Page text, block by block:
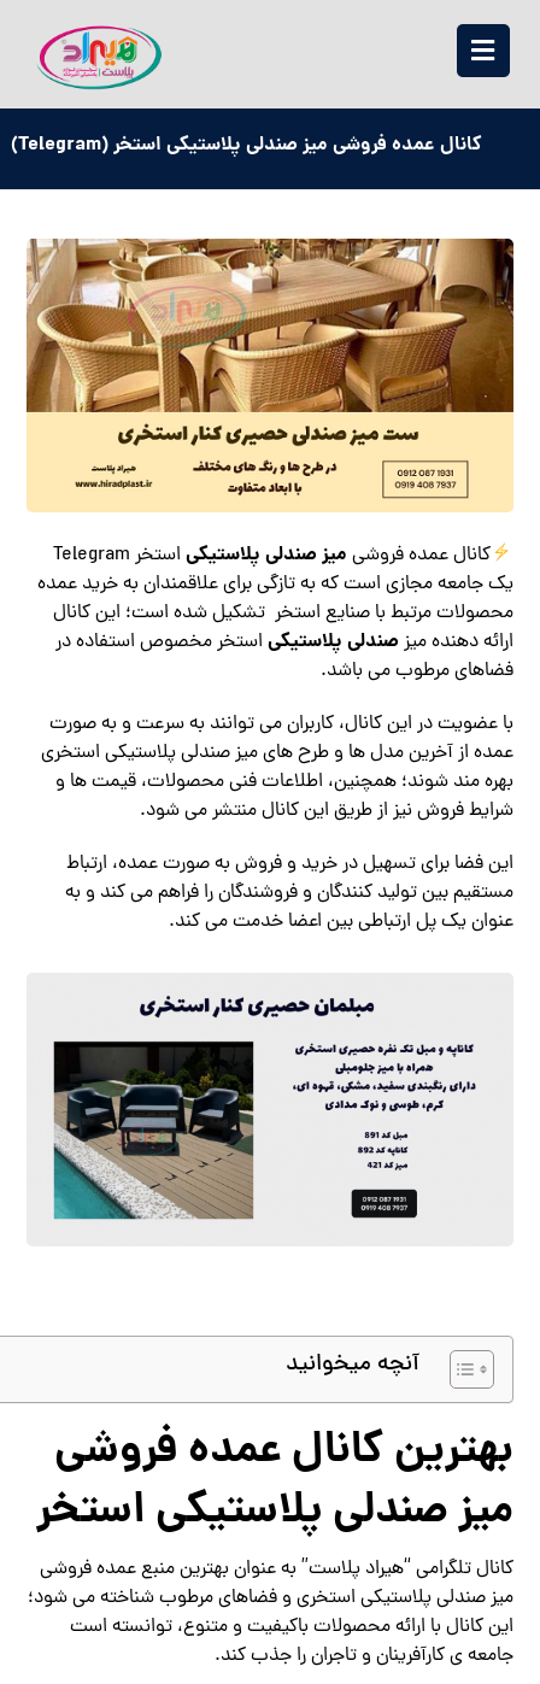
کانال عمده فروشی میز صندلی پلاستیکی استخر (Telegram)
کانال عمده فروشی میز صندلی پلاستیکی
استخر Telegram
یک جامعه مجازی است که به تازگی برای علاقمندان به خرید عمده
محصولات مرتبط با صنایع استخر تشکیل شده است؛ این کانال
ارائه دهنده میز صندلی پلاستیکی استخر مخصوص استفاده در
فضاهای مرطوب می باشد.
با عضویت در این کانال، کاربران می توانند به سرعت و به صورت
عمده از آخرین مدل ها و طرح های میز صندلی پلاستیکی استخری
بهره مند شوند؛ همچنین، اطلاعات فنی محصولات، قیمت ها و
شرایط فروش نیز از طریق این کانال منتشر می شود.
این فضا برای تسهیل در خرید و فروش به صورت عمده، ارتباط
مستقیم بین تولید کنندگان و فروشندگان را فراهم می کند و به
عنوان یک پل ارتباطی بین اعضا خدمت می کند.
آنچه میخوانید
بهترین کانال عمده فروشی
میز صندلی پلاستیکی استخر
کانال تلگرامی “هیراد پلاست” به عنوان بهترین منبع عمده فروشی
میز صندلی پلاستیکی استخری و فضاهای مرطوب شناخته می شود؛
این کانال با ارائه محصولات باکیفیت و متنوع، توانسته است
جامعه ی کارآفرینان و تاجران را جذب کند.